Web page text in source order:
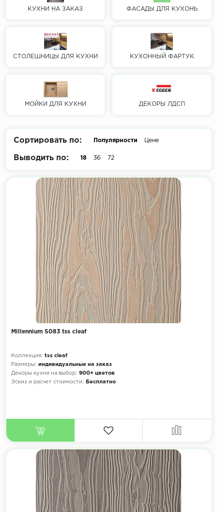
КУХНИ НА ЗАКАЗ ФАСАДЫ ДЛЯ КУХОНЬ
СТОЛЕШНИЦЫ ДЛЯ КУХНИ КУХОННЫЙ ФАРТУК
МОЙКИ ДЛЯ КУХНИ ДЕКОРЫ ЛДСП
Сортировать по: Популярности Цене
Выводить по: 18 36 72
Millennium S083 tss cleaf
Коллекция: tss cleaf
Размеры: индивидуальные на заказ
Декоры кухни на выбор: 900+ цветов
Эскиз и расчет стоимости:
Бесплатно